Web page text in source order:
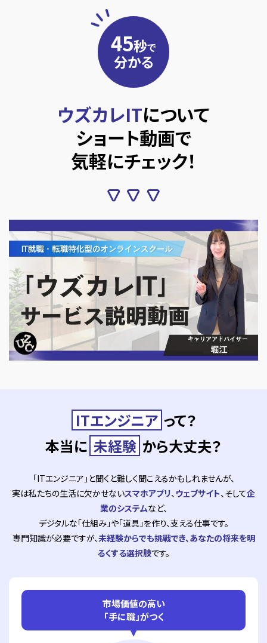
45秒で
分かる
ウズカレITについて
ショート動画で
気軽にチェック！
ITエンジニア って？
本当に 未経験 から大丈夫？
「ITエンジニア」と聞くと難しく聞こえるかもしれませんが、
実は私たちの生活に欠かせないスマホアプリ、 ウェブサイト、そして企
業のシステムなど、
デジタルな「仕組み」や「道具」を作り、支える仕事です。
専門知識が必要ですが、未経験からでも挑戦でき、あなたの将来を明
るくする選択肢です。
市場価値の高い
「手に職」がつく